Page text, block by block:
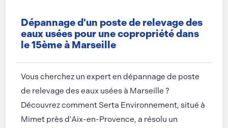
Dépannage d'un poste de relevage des
eaux usées pour une copropriété dans
le 15ème à Marseille
Vous cherchez un expert en dépannage de poste
de relevage des eaux usées à Marseille ?
Découvrez comment Serta Environnement, situé à
Mimet près d'Aix-en-Provence, a résolu un